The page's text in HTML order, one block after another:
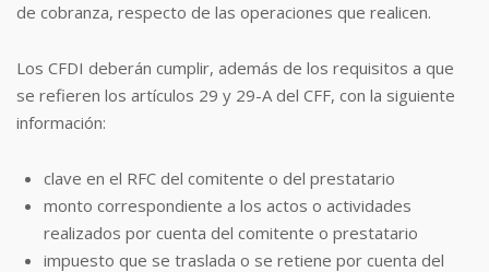
de cobranza, respecto de las operaciones que realicen.
Los CFDI deberán cumplir, además de los requisitos a que
se refieren los artículos 29 y 29-A del CFF, con la siguiente
información:
clave en el RFC del comitente o del prestatario
monto correspondiente a los actos o actividades
realizados por cuenta del comitente o prestatario
impuesto que se traslada o se retiene por cuenta del